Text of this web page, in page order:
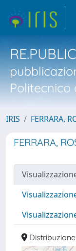
Politecnico
IRIS FERRARA,
FERRARA,